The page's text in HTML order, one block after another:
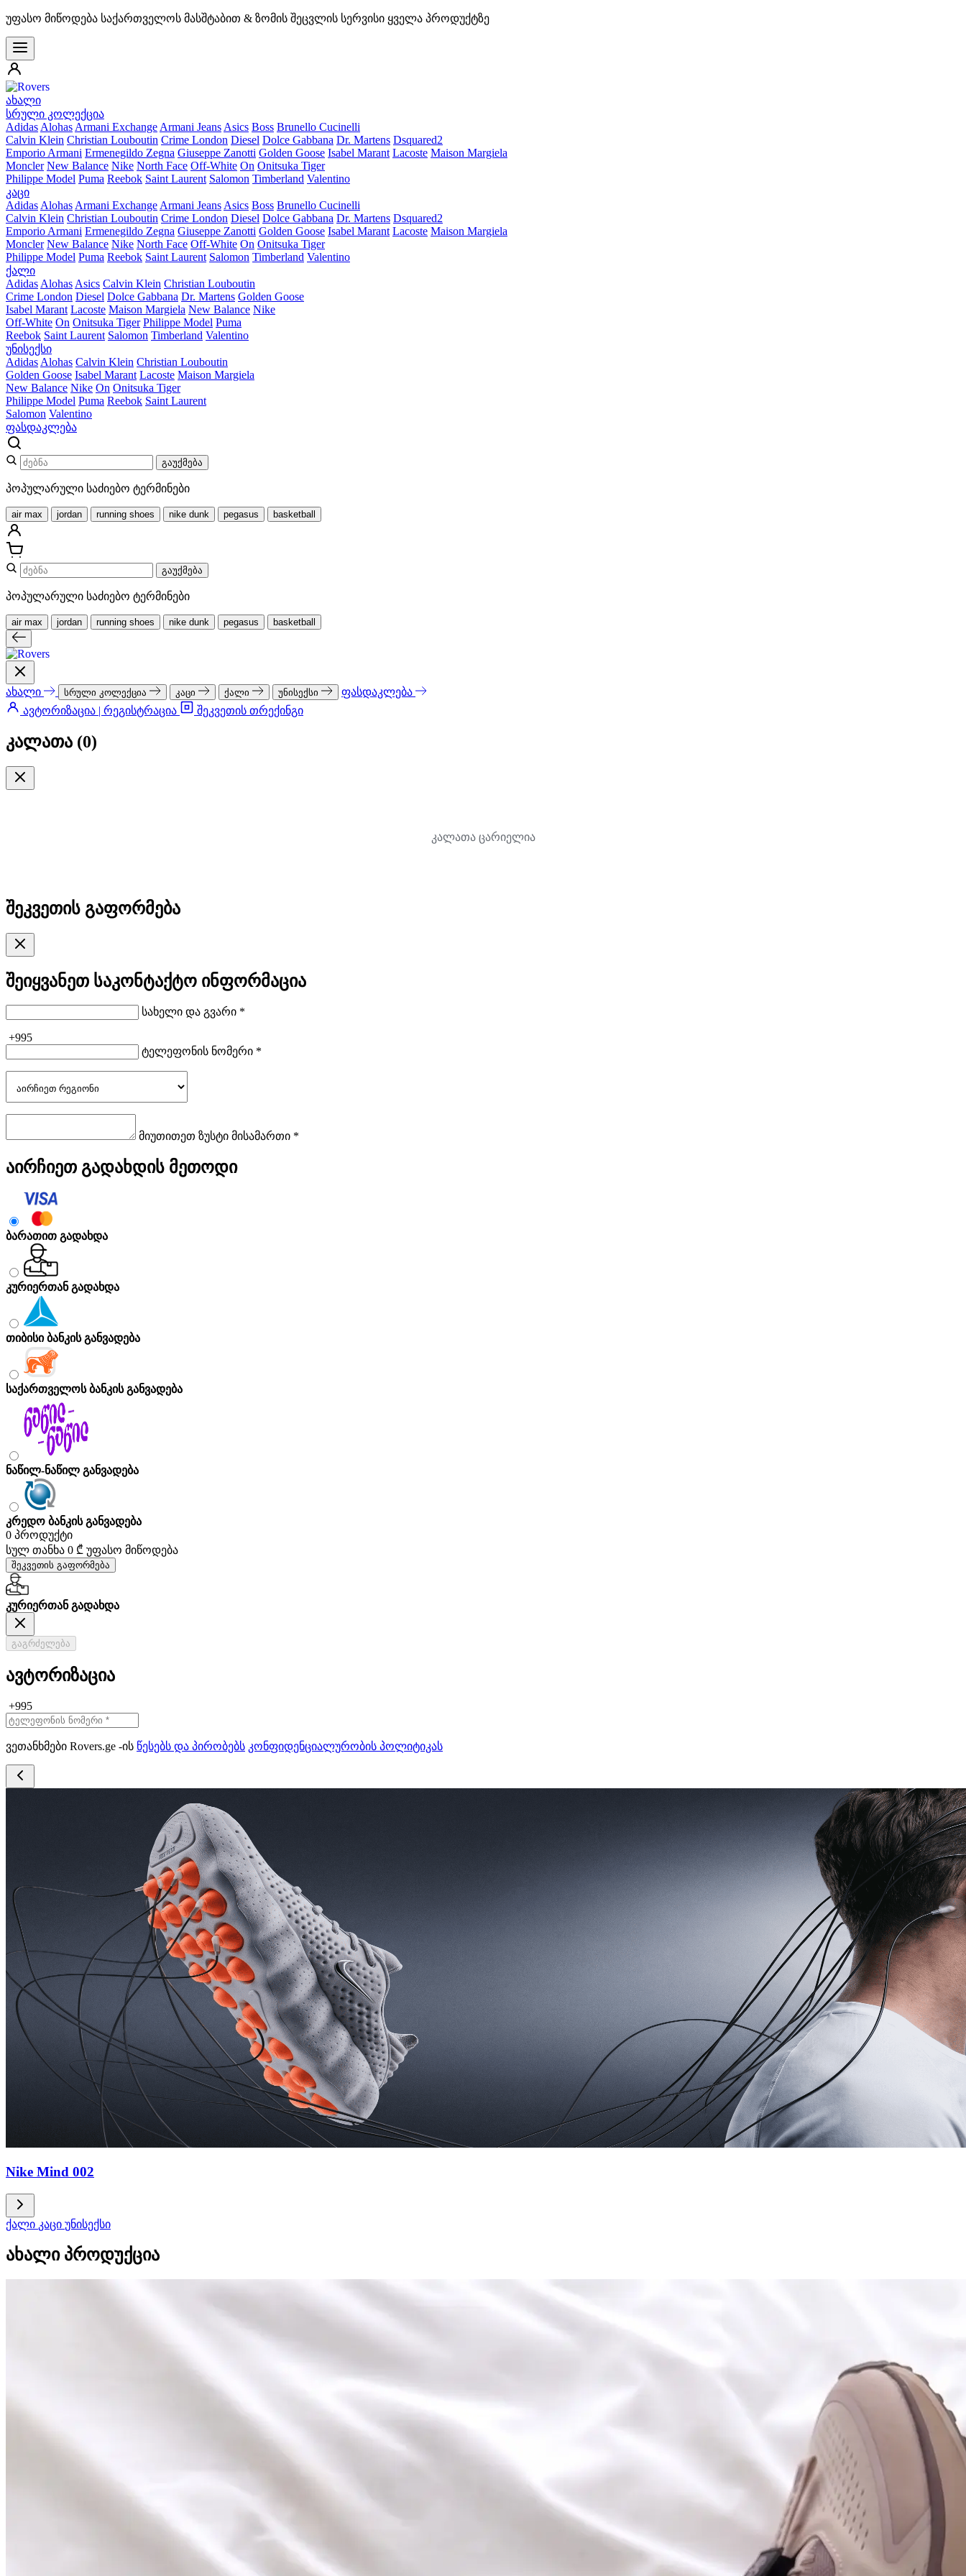
უფასო მიწოდება საქართველოს მასშტაბით & ზომის შეცვლის სერვისი ყველა პროდუქტზე
ახალი
სრული კოლექცია
Adidas Alohas Armani Exchange Armani Jeans Asics Boss Brunello Cucinelli
Calvin Klein Christian Louboutin Crime London Diesel Dolce Gabbana Dr. Martens Dsquared2
Emporio Armani Ermenegildo Zegna Giuseppe Zanotti Golden Goose Isabel Marant Lacoste Maison Margiela
Moncler New Balance Nike North Face Off-White On Onitsuka Tiger
Philippe Model Puma Reebok Saint Laurent Salomon Timberland Valentino
კაცი
Adidas Alohas Armani Exchange Armani Jeans Asics Boss Brunello Cucinelli
Calvin Klein Christian Louboutin Crime London Diesel Dolce Gabbana Dr. Martens Dsquared2
Emporio Armani Ermenegildo Zegna Giuseppe Zanotti Golden Goose Isabel Marant Lacoste Maison Margiela
Moncler New Balance Nike North Face Off-White On Onitsuka Tiger
Philippe Model Puma Reebok Saint Laurent Salomon Timberland Valentino
ქალი
Adidas Alohas Asics Calvin Klein Christian Louboutin
Crime London Diesel Dolce Gabbana Dr. Martens Golden Goose
Isabel Marant Lacoste Maison Margiela New Balance Nike
Off-White On Onitsuka Tiger Philippe Model Puma
Reebok Saint Laurent Salomon Timberland Valentino
უნისექსი
Adidas Alohas Calvin Klein Christian Louboutin
Golden Goose Isabel Marant Lacoste Maison Margiela
New Balance Nike On Onitsuka Tiger
Philippe Model Puma Reebok Saint Laurent
Salomon Valentino
ფასდაკლება
გაუქმება
პოპულარული საძიებო ტერმინები
air max jordan running shoes nike dunk pegasus basketball
გაუქმება
პოპულარული საძიებო ტერმინები
air max jordan running shoes nike dunk pegasus basketball
ახალი სრული კოლექცია კაცი ქალი უნისექსი
ფასდაკლება
ავტორიზაცია | რეგისტრაცია
შეკვეთის თრექინგი
კალათა (0)
კალათა ცარიელია
შეკვეთის გაფორმება
შეიყვანეთ საკონტაქტო ინფორმაცია
სახელი და გვარი *
+995
ტელეფონის ნომერი *
მიუთითეთ ზუსტი მისამართი *
აირჩიეთ გადახდის მეთოდი
ბარათით გადახდა
კურიერთან გადახდა
თიბისი ბანკის განვადება
საქართველოს ბანკის განვადება
ნაწილ-ნაწილ განვადება
კრედო ბანკის განვადება
0 პროდუქტი
სულ თანხა 0 ₾ უფასო მიწოდება
შეკვეთის გაფორმება
კურიერთან გადახდა
გაგრძელება
ავტორიზაცია
+995
ვეთანხმები Rovers.ge -ის წესებს და პირობებს კონფიდენციალურობის პოლიტიკას
Nike Mind 002
ქალი კაცი უნისექსი
ახალი პროდუქცია